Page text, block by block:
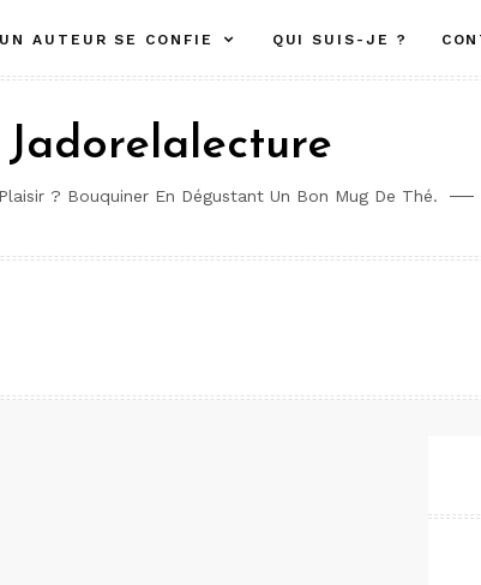
UN AUTEUR SE CONFIE QUI SUIS-JE ?
Jadorelalecture
? Bouquiner En Dégustant Un Bon Mug De Thé.